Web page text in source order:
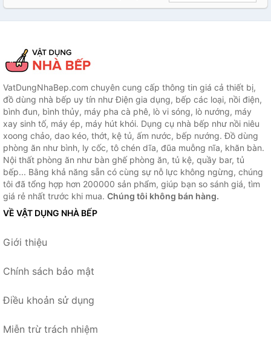
VatDungNhaBep.com chuyên cung cấp thông tin giá cả thiết bị,
đồ dùng nhà bếp uy tín như Điện gia dụng, bếp các loại, nồi điện,
bình đun, bình thủy, máy pha cà phê, lò vi sóng, lò nướng, máy
xay sinh tố, máy ép, máy hút khói. Dụng cụ nhà bếp như nồi niêu
xoong chảo, dao kéo, thớt, kệ tủ, ấm nước, bếp nướng. Đồ dùng
phòng ăn như bình, ly cốc, tô chén dĩa, đũa muỗng nĩa, khăn bàn.
Nội thất phòng ăn như bàn ghế phòng ăn, tủ kệ, quầy bar, tủ
bếp... Bằng khả năng sẵn có cùng sự nỗ lực không ngừng, chúng
tôi đã tổng hợp hơn 200000 sản phẩm, giúp bạn so sánh giá, tìm
giá rẻ nhất trước khi mua. Chúng tôi không bán hàng.
VỀ VẬT DỤNG NHÀ BẾP
Giới thiệu
Chính sách bảo mật
Điều khoản sử dụng
Miễn trừ trách nhiệm